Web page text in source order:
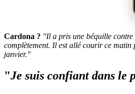
Cardona ? "Il a pris une béquille contre
complètement. Il est allé courir ce matin
janvier."
"Je suis confiant dans le